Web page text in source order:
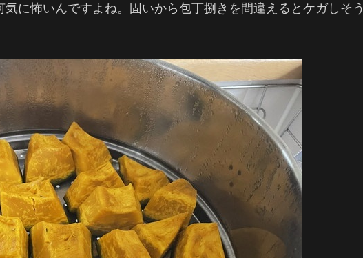
に怖いんですよね。固いから包丁捌きを間違えるとケガしそう